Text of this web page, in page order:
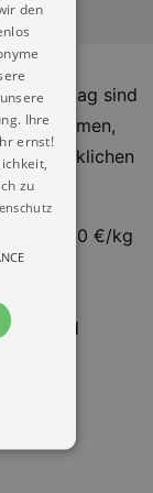
oder
Montag sind
willkommen,
verwirklichen
zzgl. 6,00 €/kg
Bargeld
den
Ihre
ernst!
zu